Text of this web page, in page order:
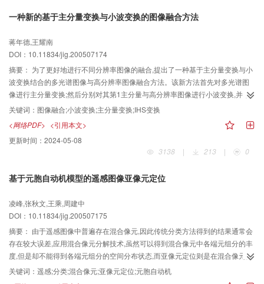
最优解集合提供给决策者选择,因此具有更强的灵活性,能更好地满足临床的实际
一种新的基于主分量变换与小波变换的图像融合方法
蒋年德,王耀南
DOI：10.11834/jig.200507174
摘要： 为了更好地进行不同分辨率图像的融合,提出了一种基于主分量变换与小
波变换结合的多光谱图像与高分辨率图像融合方法。该新方法首先对多光谱图
像进行主分量变换;然后分别对其第1主分量与高分辨率图像进行小波变换,并采
用成像强度对比法有效地将经小波分解的高分辨率图像的低频分量信息融合到
经小波分解的多光谱图像的第1主分量的低频分量中;最后,通过将小波融合结果
作为多光谱图像的第1主分量再做逆主分量变换来得到最终的融合图像。实验结
果分析表明,该新方法使融合图像在较好地保留光谱信息的同时,空间细节信息也
得到了增强,比典型的IHS变换、主分量变换及小波变换融合方法具有更好的融
关键词： 图像融合;小波变换;主分量变换;IHS变换
<网络PDF> <引用本文>
更新时间： 2024-05-08
3138
| 213 | 0
基于元胞自动机模型的遥感图像亚像元定位
凌峰,张秋文,王乘,周建中
DOI：10.11834/jig.200507175
摘要： 由于遥感图像中普遍存在混合像元,因此传统分类方法得到的结果通常会
存在较大误差,应用混合像元分解技术,虽然可以得到混合像元中各端元组分的丰
度,但是却不能得到各端元组分的空间分布状态,而亚像元定位则是在混合像元分
解的基础上,将混合像元剖分为亚像元,再利用端元组分的丰度及像元空间分布的
特点,将亚像元赋予不同端元组分来得到各端元组分的空间分布情况,以提高遥感
关键词： 遥感;分类;混合像元;亚像元定位;元胞自动机